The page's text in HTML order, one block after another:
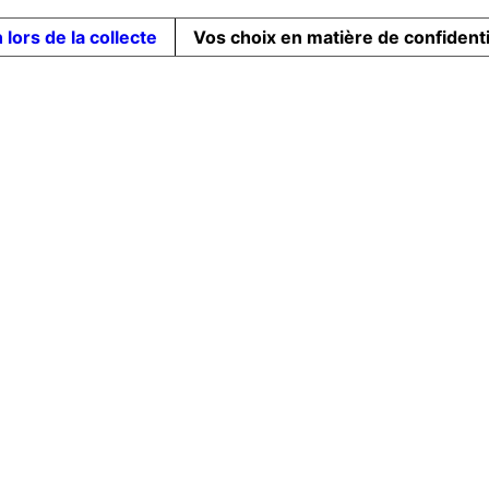
lors de la collecte Vos choix en matière de